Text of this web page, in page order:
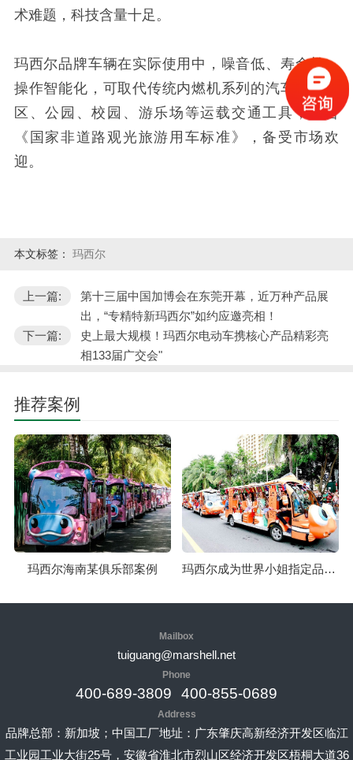
术难题，科技含量十足。
玛西尔品牌车辆在实际使用中，噪音低、寿命长，
操作智能化，可取代传统内燃机系列的汽车成为景
区、公园、校园、游乐场等运载交通工具，符合
《国家非道路观光旅游用车标准》，备受市场欢
迎。
本文标签： 玛西尔
上一篇:
第十三届中国加博会在东莞开幕，近万种产品展
出，“专精特新玛西尔”如约应邀亮相！
下一篇:
史上最大规模！玛西尔电动车携核心产品精彩亮
相133届广交会"
推荐案例
玛西尔海南某俱乐部案例 玛西尔成为世界小姐指定品牌案例
Mailbox
tuiguang@marshell.net
Phone
400-689-3809 400-855-0689
Address
品牌总部：新加坡；中国工厂地址：广东肇庆高新经济开发区临江
工业园工业大街25号，安徽省淮北市烈山区经济开发区梧桐大道36